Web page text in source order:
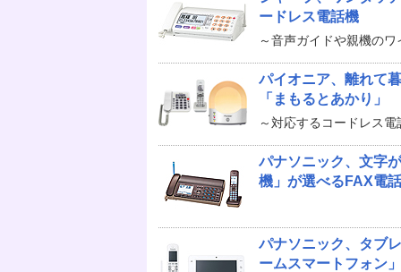
ードレス電話機
～音声ガイドや親機の
パイオニア、離れて
「まもるとあかり」
～対応するコードレス
パナソニック、文字
機」が選べるFAX電
パナソニック、タブ
ームスマートフォン」